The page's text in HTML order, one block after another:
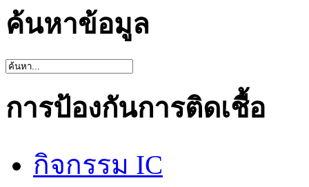
ค้นหาข้อมูล
การป้องกันการติดเชื้อ
กิจกรรม IC